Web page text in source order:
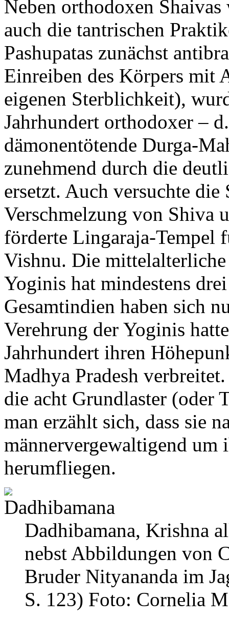
Neben orthodoxen Shaivas
auch die tantrischen
Pashupatas zunächst
Einreiben des Körpers mit
eigenen Sterblichkeit),
Jahrhundert orthodoxer –
dämonentötende Durga-
zunehmend durch die
ersetzt. Auch versuchte
Verschmelzung von Shiva
förderte Lingaraja-Tempel
Vishnu. Die mittelalterliche
Yoginis hat mindestens
Gesamtindien haben sich
Verehrung der Yoginis
Jahrhundert ihren
Madhya Pradesh
die acht Grundlaster (oder
man erzählt sich, dass sie
männervergewaltigend um
herumfliegen.
Dadhibamana, Krishna
nebst Abbildungen von
Bruder Nityananda im
S. 123) Foto: Cornelia